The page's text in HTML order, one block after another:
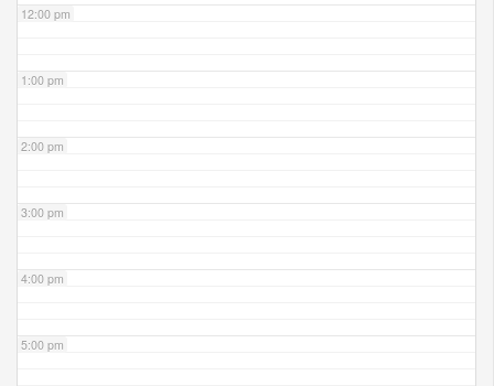
12:00 pm
1:00 pm
2:00 pm
3:00 pm
4:00 pm
5:00 pm